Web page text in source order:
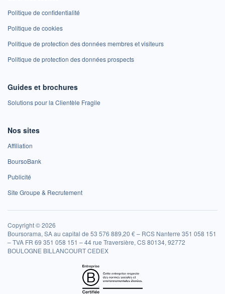
Politique de confidentialité
Politique de cookies
Politique de protection des données membres et visiteurs
Politique de protection des données prospects
Guides et brochures
Solutions pour la Clientèle Fragile
Nos sites
Affiliation
BoursoBank
Publicité
Site Groupe & Recrutement
Copyright © 2026
Boursorama, SA au capital de 53 576 889,20 € – RCS Nanterre 351 058 151
– TVA FR 69 351 058 151 – 44 rue Traversière, CS 80134, 92772
BOULOGNE BILLANCOURT CEDEX